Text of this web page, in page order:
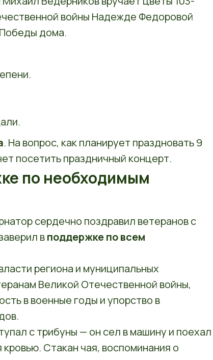
войны Надежде Федоровой
дома.
. На вопрос, как планирует праздновать 9
посетить праздничный концерт.
по необходимым
сердечно поздравил ветеранов с
вподдержке по всем
региона и муниципальных
Великой Отечественной войны,
в военные годы и упорство в
с трибуны — он сел в машину и поехал
Стакан чая, воспоминания о